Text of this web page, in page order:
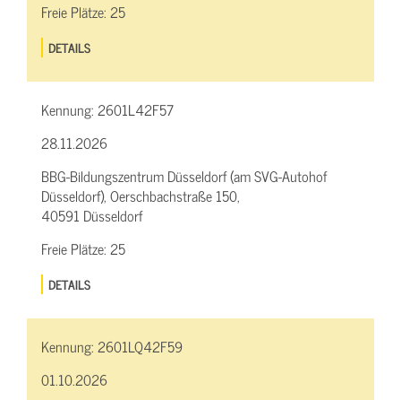
Freie Plätze:25
DETAILS
Kennung:2601L42F57
28.11.2026
BBG-Bildungszentrum Düsseldorf (am SVG-Autohof
Düsseldorf), Oerschbachstraße 150,
40591 Düsseldorf
Freie Plätze:25
DETAILS
Kennung:2601LQ42F59
01.10.2026